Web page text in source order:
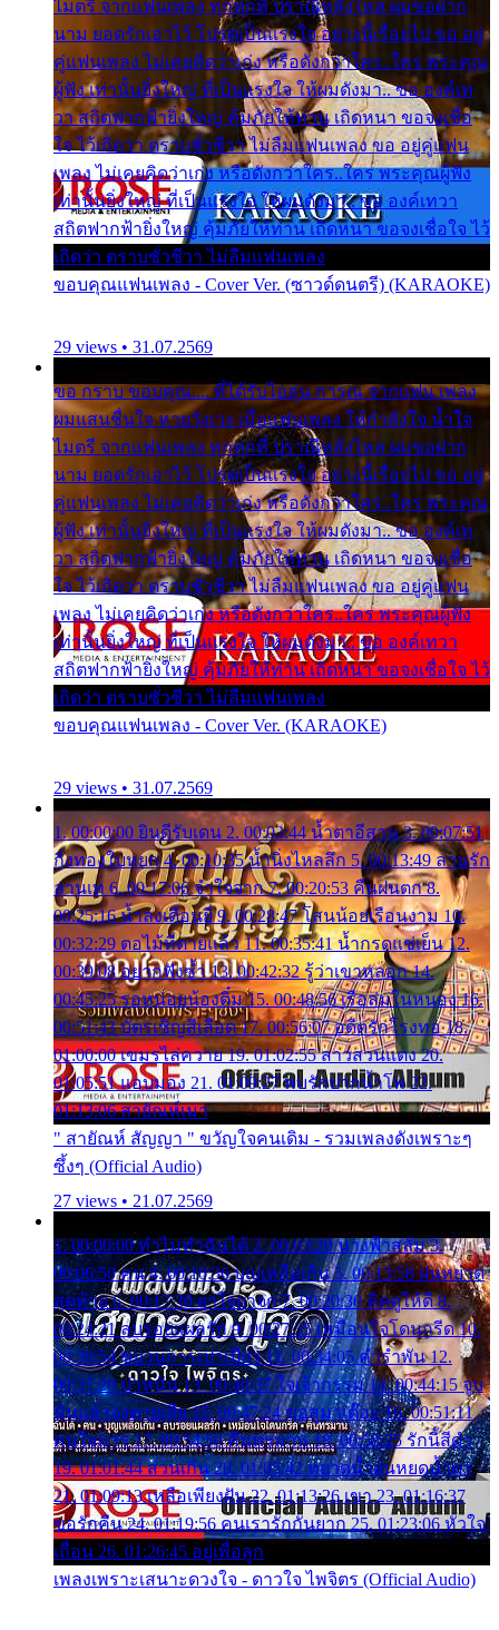
ไมตรี จากแฟนเพลง ทุกทุกที่ ปราณีหลั่งไหล ผมขอฝาก
นาม ยอดรักเอาไว้ โปรดเป็นแรงใจ อย่างนี้เรื่อยไป ขอ อยู่
คู่แฟนเพลง ไม่เคยคิดว่าเก่ง หรือดังกว่าใคร..ใคร พระคุณ
ผู้ฟัง เท่านั้นยิ่งใหญ่ ที่เป็นแรงใจ ให้ผมดังมา.. ขอ องค์เท
วา สถิตฟากฟ้ายิ่งใหญ่ คุ้มภัยให้ท่าน เถิดหนา ขอจงเชื่อ
ใจ ไว้เถิดว่า ตราบชั่วชีวา ไม่ลืมแฟนเพลง ขอ อยู่คู่แฟน
เพลง ไม่เคยคิดว่าเก่ง หรือดังกว่าใคร..ใคร พระคุณผู้ฟัง
เท่านั้นยิ่งใหญ่ ที่เป็นแรงใจ ให้ผมดังมา.. ขอ องค์เทวา
สถิตฟากฟ้ายิ่งใหญ่ คุ้มภัยให้ท่าน เถิดหนา ขอจงเชื่อใจ ไว้
เถิดว่า ตราบชั่วชีวา ไม่ลืมแฟนเพลง
ขอบคุณแฟนเพลง - Cover Ver. (ซาวด์ดนตรี) (KARAOKE)
29 views • 31.07.2569
ขอ กราบ ขอบคุณ.... ที่ได้รับไออุ่น การุณ จากแฟน เพลง
ผมแสนชื่นใจ หายวังเวง เมื่อแฟนเพลง ให้กำลังใจ น้ำใจ
ไมตรี จากแฟนเพลง ทุกทุกที่ ปราณีหลั่งไหล ผมขอฝาก
นาม ยอดรักเอาไว้ โปรดเป็นแรงใจ อย่างนี้เรื่อยไป ขอ อยู่
คู่แฟนเพลง ไม่เคยคิดว่าเก่ง หรือดังกว่าใคร..ใคร พระคุณ
ผู้ฟัง เท่านั้นยิ่งใหญ่ ที่เป็นแรงใจ ให้ผมดังมา.. ขอ องค์เท
วา สถิตฟากฟ้ายิ่งใหญ่ คุ้มภัยให้ท่าน เถิดหนา ขอจงเชื่อ
ใจ ไว้เถิดว่า ตราบชั่วชีวา ไม่ลืมแฟนเพลง ขอ อยู่คู่แฟน
เพลง ไม่เคยคิดว่าเก่ง หรือดังกว่าใคร..ใคร พระคุณผู้ฟัง
เท่านั้นยิ่งใหญ่ ที่เป็นแรงใจ ให้ผมดังมา.. ขอ องค์เทวา
สถิตฟากฟ้ายิ่งใหญ่ คุ้มภัยให้ท่าน เถิดหนา ขอจงเชื่อใจ ไว้
เถิดว่า ตราบชั่วชีวา ไม่ลืมแฟนเพลง
ขอบคุณแฟนเพลง - Cover Ver. (KARAOKE)
29 views • 31.07.2569
1. 00:00:00 ยินดีรับเดน 2. 00:03:44 น้ำตาอีสาน 3. 00:07:51
กิ่งทองใบหยก 4. 00:10:35 น้ำนิ่งไหลลึก 5. 00:13:49 ลานรัก
ลานเท 6. 00:17:06 จำใจจาก 7. 00:20:53 คืนฝนตก 8.
00:25:16 น้ำลงเดือนยี่ 9. 00:28:47 โสนน้อยเรือนงาม 10.
00:32:29 ตอไม้ที่ตายแล้ว 11. 00:35:41 น้ำกรดแช่เย็น 12.
00:39:08 อยากฟังซ้ำ 13. 00:42:32 รู้ว่าเขาหลอก 14.
00:45:25 รอหน่อยน้องติ๋ม 15. 00:48:56 เรือล่มในหนอง 16.
00:51:43 บัตรเชิญสีเลือด 17. 00:56:07 อดีตรักโรงทอ 18.
01:00:00 เขมรไล่ควาย 19. 01:02:55 สาวสวนแตง 20.
01:05:51 แอบมอง 21. 01:09:27 พบรักปากน้ำโพ 22.
01:13:06 สายัณห์เมา
" สายัณห์ สัญญา " ขวัญใจคนเดิม - รวมเพลงดังเพราะๆ
ซึ้งๆ (Official Audio)
27 views • 21.07.2569
1. 00:00:00 ทำไมทำฉันได้ 2. 00:03:20 นางฟ้าสลัม 3.
00:06:50 คน 4. 00:10:36 บุญเหลือเกิน 5. 00:13:58 ฝนหยาด
สุดท้าย 6. 00:17:30 ยาใจยาจก 7. 00:20:30 คิดดูให้ดี 8.
00:24:21 ลบรอยแผลรัก 9. 00:27:35 เหมือนใจโดนกรีด 10.
00:30:54 ขบวนการเปาเปียว 11. 00:34:05 คำรำพัน 12.
00:37:20 ปาหนัน 13. 00:40:37 ใจเจ้ากรรม 14. 00:44:15 จูบ
ฉันแล้วจงตายเสีย 15. 00:47:24 ขอสูมาเต๊อะ 16. 00:51:11
คนใจมาร 17. 00:54:50 คืนทรมาน 18. 00:58:25 รักนี้สีดำ
19. 01:01:44 ส่วนเกิน 20. 01:05:42 หยาดน้ำฝนหยดน้ำตา
21. 01:09:13 เหลือเพียงฝัน 22. 01:13:26 เขา 23. 01:16:37
ขอรักคืน 24. 01:19:56 คนเรารักกันยาก 25. 01:23:06 หัวใจ
เถื่อน 26. 01:26:45 อยู่เพื่อลูก
เพลงเพราะเสนาะดวงใจ - ดาวใจ ไพจิตร (Official Audio)